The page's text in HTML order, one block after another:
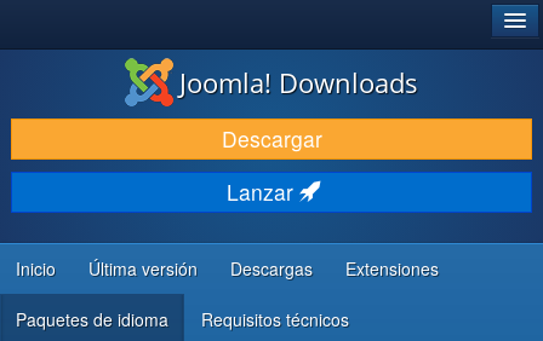
DESCARGAR
DESCUBRE Y APRENDE
COMUNIDAD Y AYUDA
RECURSOS PARA DESARROLLADORES
Joomla! Downloads
Descargar
Lanzar
Inicio Última versión Descargas Extensiones
Paquetes de idioma Requisitos técnicos